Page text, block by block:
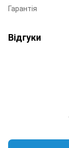
Гарантія
Відгуки